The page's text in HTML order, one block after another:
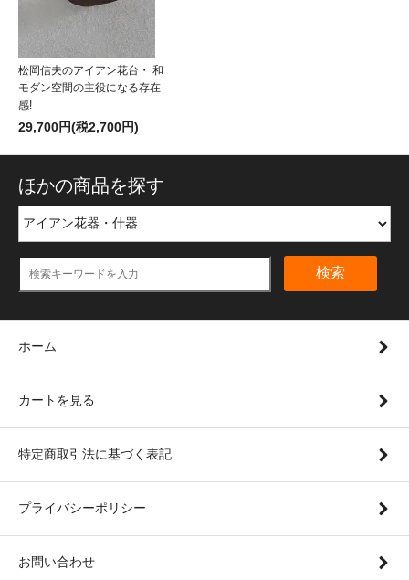
松岡信夫のアイアン花台・ 和
モダン空間の主役になる存在
感!
29,700円(税2,700円)
ほかの商品を探す
検索
ホーム
カートを見る
特定商取引法に基づく表記
プライバシーポリシー
お問い合わせ